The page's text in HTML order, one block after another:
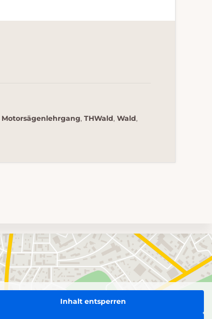
Motorsägenlehrgang, THWald, Wald,
Inhalt entsperren